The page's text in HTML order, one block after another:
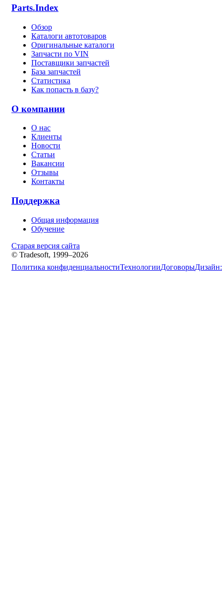
Parts.Index
Обзор
Каталоги автотоваров
Оригинальные каталоги
Запчасти по VIN
Поставщики запчастей
База запчастей
Статистика
Как попасть в базу?
О компании
О нас
Клиенты
Новости
Статьи
Вакансии
Отзывы
Контакты
Поддержка
Общая информация
Обучение
Старая версия сайта
© Tradesoft, 1999–2026
Политика конфиденциальностиТехнологииДоговорыДизайн: